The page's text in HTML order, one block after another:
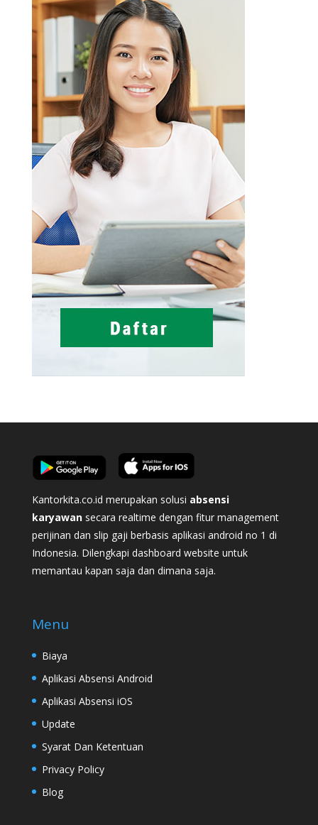
Kantorkita.co.id merupakan solusi absensi
karyawan secara realtime dengan fitur management
perijinan dan slip gaji berbasis aplikasi android no 1 di
Indonesia. Dilengkapi dashboard website untuk
memantau kapan saja dan dimana saja.
Menu
Biaya
Aplikasi Absensi Android
Aplikasi Absensi iOS
Update
Syarat Dan Ketentuan
Privacy Policy
Blog